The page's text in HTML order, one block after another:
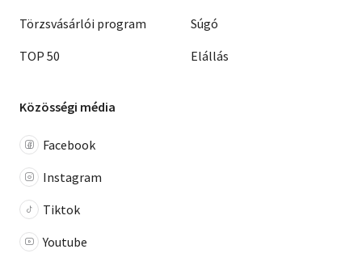
Törzsvásárlói program
TOP 50
Súgó
Elállás
Közösségi média
Facebook
Instagram
Tiktok
Youtube